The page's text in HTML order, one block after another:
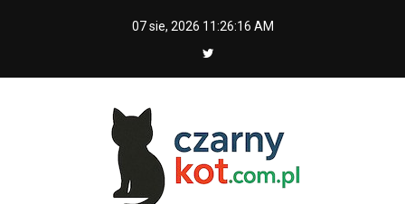
07 sie, 2026 11:26:17 AM